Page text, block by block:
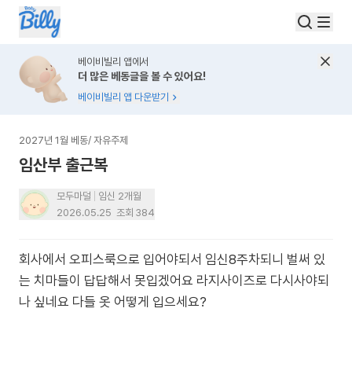
베이비빌리 앱에서
더 많은 베동글을 볼 수 있어요!
베이비빌리 앱 다운받기
2027년 1월 베동/ 자유주제
임산부 출근복
모두마덜
임신 2개월
2026.05.25 조회 384
회사에서 오피스룩으로 입어야되서 임신8주차되니 벌써 있
는 치마들이 답답해서 못입겠어요 라지사이즈로 다시사야되
나 싶네요 다들 옷 어떻게 입으세요?